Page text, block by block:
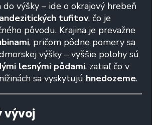
výšky – ide o okrajový hrebeň
andezitických tufitov, čo je
pôvodu. Krajina je prevažne
, pričom pôdne pomery sa
výšky – vyššie polohy sú
lesnými pôdami, zatiaľ čo v
sa vyskytujú hnedozeme.
vývoj